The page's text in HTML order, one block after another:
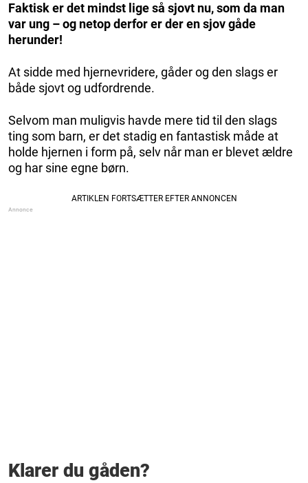
Faktisk er det mindst lige så sjovt nu, som da man
var ung – og netop derfor er der en sjov gåde
herunder!
At sidde med hjernevridere, gåder og den slags er
både sjovt og udfordrende.
Selvom man muligvis havde mere tid til den slags
ting som barn, er det stadig en fantastisk måde at
holde hjernen i form på, selv når man er blevet ældre
og har sine egne børn.
Klarer du gåden?